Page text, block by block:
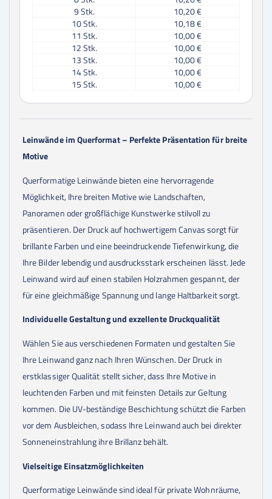
9Stk.
10,20 €
10Stk.
10,18 €
11 Stk.
10,00 €
12Stk.
10,00 €
13Stk.
10,00 €
14Stk.
10,00 €
15Stk.
10,00 €
18Stk.
10,00 €
10,00 €
20Stk.
9,80 €
23Stk.
9,80 €
24Stk.
9,80 €
30 Stk.
9,70 €
35Stk.
9,70 €
40 Stk.
9,60 €
50Stk. 9,60 €
Leinwände im Querformat – Perfekte Präsentation für breite
Motive
Querformatige Leinwände bieten eine hervorragende
Möglichkeit, Ihre breiten Motive wie Landschaften,
Panoramen oder großflächige Kunstwerke stilvoll zu
präsentieren. Der Druck auf hochwertigem Canvas sorgt für
brillante Farben und eine beeindruckende Tiefenwirkung, die
Ihre Bilder lebendig und ausdrucksstark erscheinen lässt. Jede
Leinwand wird auf einen stabilen Holzrahmen gespannt, der
für eine gleichmäßige Spannung und lange Haltbarkeit sorgt.
Individuelle Gestaltung und exzellente Druckqualität
Wählen Sie aus verschiedenen Formaten und gestalten Sie
Ihre Leinwand ganz nach Ihren Wünschen. Der Druck in
erstklassiger Qualität stellt sicher, dass Ihre Motive in
leuchtenden Farben und mit feinsten Details zur Geltung
kommen. Die UV-beständige Beschichtung schützt die Farben
vor dem Ausbleichen, sodass Ihre Leinwand auch bei direkter
Sonneneinstrahlung ihre Brillanz behält.
Vielseitige Einsatzmöglichkeiten
Querformatige Leinwände sind ideal für private Wohnräume,